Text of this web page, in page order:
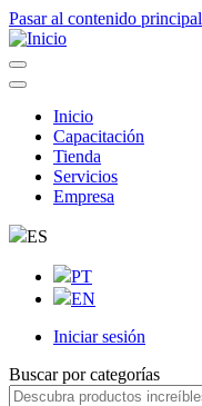
Pasar al contenido principal
Navegação
principal
Inicio
Capacitación
Tienda
Servicios
Empresa
ES
PT
EN
account
menu
Iniciar sesión
Buscar por categorías